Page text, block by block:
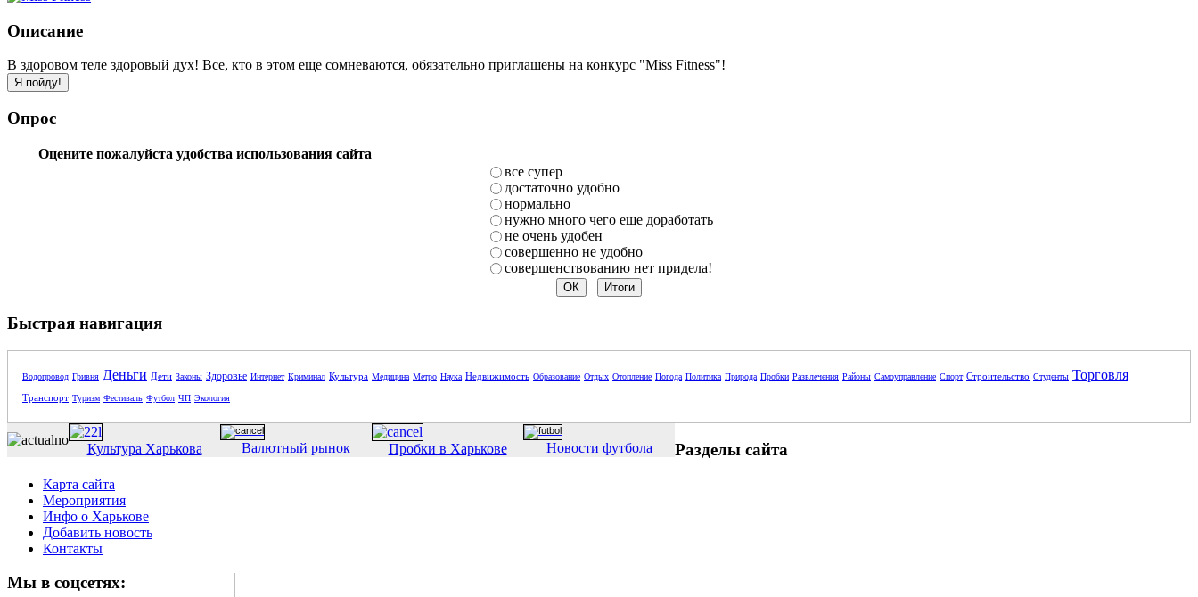
Описание
В здоровом теле здоровый дух! Все, кто в этом еще сомневаются, обязательно приглашены на конкурс "Miss Fitness"!
Опрос
Оцените пожалуйста удобства использования сайта
все супер
достаточно удобно
нормально
нужно много чего еще доработать
не очень удобен
совершенно не удобно
совершенствованию нет придела!
Быстрая навигация
Водопровод Гривня Деньги Дети Законы Здоровье Интернет Криминал Культура Медицина Метро Наука Недвижимость Образование Отдых Отопление Погода Политика Природа Пробки Развлечения Районы Самоуправление Спорт Строительство Студенты Торговля
Транспорт Туризм Фестиваль Футбол ЧП Экология
Культура Харькова Валютный рынок Пробки в Харькове Новости футбола Разделы сайта
Карта сайта
Мероприятия
Инфо о Харькове
Добавить новость
Контакты
Мы в соцсетях: